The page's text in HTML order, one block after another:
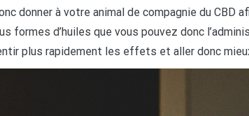
donner à votre animal de compagnie du CBD
formes d’huiles que vous pouvez donc
plus rapidement les effets et aller donc